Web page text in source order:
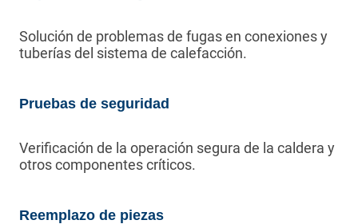
Solución de problemas de fugas en conexiones y
tuberías del sistema de calefacción.
Pruebas de seguridad
Verificación de la operación segura de la caldera y
otros componentes críticos.
Reemplazo de piezas